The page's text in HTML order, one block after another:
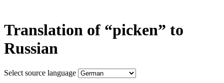
Translation of “picken” to
Russian
Select source language